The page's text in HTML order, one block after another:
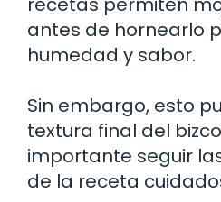
antes de hornearlo
humedad y sabor.
Sin embargo, esto
textura final del
importante seguir
de la receta